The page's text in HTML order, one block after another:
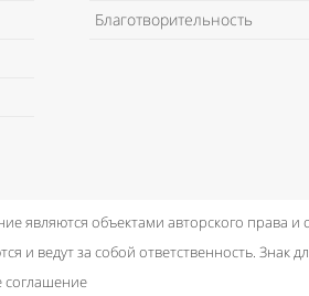
Благотворительность
являются объектами авторского права и
и ведут за собой ответственность. Знак
соглашение